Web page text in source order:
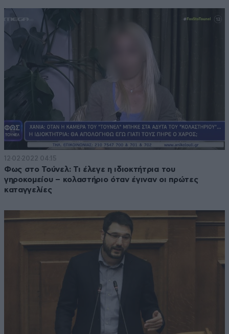
12·02·2022 04:15
Φως στο Τούνελ: Τι έλεγε η ιδιοκτήτρια του
γηροκομείου – κολαστήριο όταν έγιναν οι πρώτες
καταγγελίες